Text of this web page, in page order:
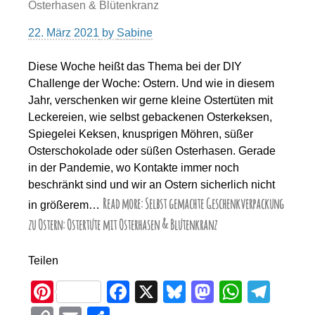
Osterhasen & Blütenkranz
22. März 2021 by Sabine
Diese Woche heißt das Thema bei der DIY
Challenge der Woche: Ostern. Und wie in diesem
Jahr, verschenken wir gerne kleine Ostertüten mit
Leckereien, wie selbst gebackenen Osterkeksen,
Spiegelei Keksen, knusprigen Möhren, süßer
Osterschokolade oder süßen Osterhasen. Gerade
in der Pandemie, wo Kontakte immer noch
beschränkt sind und wir an Ostern sicherlich nicht
in größerem… Read more: Selbst gemachte Geschenkverpackung
zu Ostern: Ostertüte mit Osterhasen & Blütenkranz
Teilen
Pi
F
X
Bl
M
W